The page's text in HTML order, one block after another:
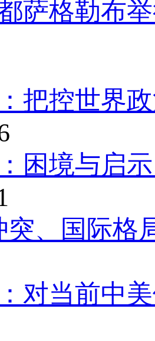
萨格勒布
把控世界
困境与启
突、国际格
对当前中